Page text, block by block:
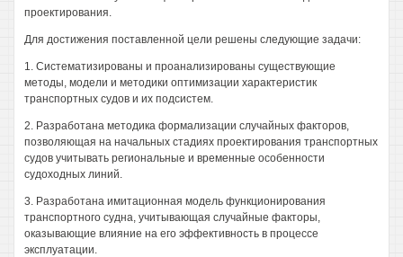
проектирования.
Для достижения поставленной цели решены следующие задачи:
1. Систематизированы и проанализированы существующие
методы, модели и методики оптимизации характеристик
транспортных судов и их подсистем.
2. Разработана методика формализации случайных факторов,
позволяющая на начальных стадиях проектирования транспортных
судов учитывать региональные и временные особенности
судоходных линий.
3. Разработана имитационная модель функционирования
транспортного судна, учитывающая случайные факторы,
оказывающие влияние на его эффективность в процессе
эксплуатации.